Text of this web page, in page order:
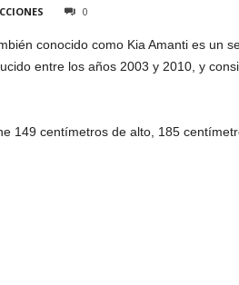
0
conocido como Kia Amanti es un
entre los años 2003 y 2010, y
149 centímetros de alto, 185